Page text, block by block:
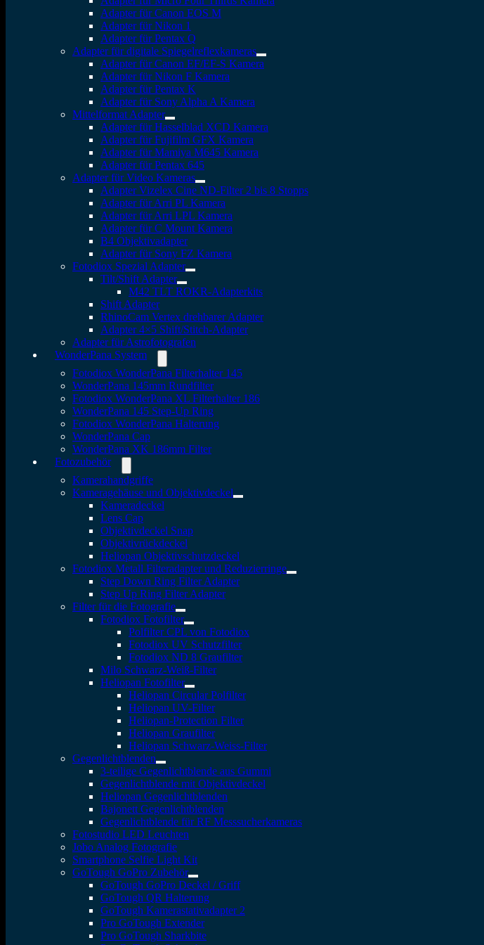
Adapter für Canon EOS M
Adapter für Nikon 1
Adapter für Pentax Q
Adapter für digitale Spiegelreflexkameras
Adapter für Canon EF/EF-S Kamera
Adapter für Nikon F Kamera
Adapter für Pentax K
Adapter für Sony Alpha A Kamera
Mittelformat Adapter
Adapter für Hasselblad XCD Kamera
Adapter für Fujifilm GFX Kamera
Adapter für Mamiya M645 Kamera
Adapter für Pentax 645
Adapter für Video Kameras
Adapter Vizelex Cine ND-Filter 2 bis 8 Stopps
Adapter für Arri PL Kamera
Adapter für Arri LPL Kamera
Adapter für C Mount Kamera
B4 Objektivadapter
Adapter für Sony FZ Kamera
Fotodiox Spezial Adapter
Tilt/Shift Adapter
M42 TLT ROKR-Adapterkits
Shift Adapter
RhinoCam Vertex drehbarer Adapter
Adapter 4×5 Shift/Stitch-Adapter
Adapter für Astrofotografen
WonderPana System
Fotodiox WonderPana Filterhalter 145
WonderPana 145mm Rundfilter
Fotodiox WonderPana XL Filterhalter 186
WonderPana 145 Step-Up Ring
Fotodiox WonderPana Halterung
WonderPana Cap
WonderPana XK 186mm Filter
Fotozubehör
Kamerahandgriffe
Kameragehäuse und Objektivdeckel
Kameradeckel
Lens Cap
Objektivdeckel Snap
Objektivrückdeckel
Heliopan Objektivschutzdeckel
Fotodiox Metall Filteradapter und Reduzierringe
Step Down Ring Filter Adapter
Step Up Ring Filter Adapter
Filter für die Fotografie
Fotodiox Fotofilter
Polfilter CPL von Fotodiox
Fotodiox UV Schutzfilter
Fotodiox ND 8 Graufilter
Milo Schwarz-Weiß-Filter
Heliopan Fotofilter
Heliopan Circular Polfilter
Heliopan UV-Filter
Heliopan-Protection Filter
Heliopan Graufilter
Heliopan Schwarz-Weiss-Filter
Gegenlichtblenden
3-teilige Gegenlichtblende aus Gummi
Gegenlichtblende mit Objektivdeckel
Heliopan Gegenlichtblenden
Bajonett Gegenlichtblenden
Gegenlichtblende für RF Messsucherkameras
Fotostudio LED Leuchten
Jobo Analog Fotografie
Smartphone Selfie Light Kit
GoTough GoPro Zubehör
GoTough GoPro Deckel / Griff
GoTough QR Halterung
GoTough Kamerastativadapter 2
Pro GoTough Extender
Pro GoTough Sharkbite